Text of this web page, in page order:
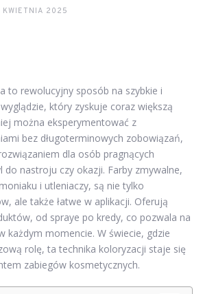
KWIETNIA 2025
to rewolucyjny sposób na szybkie i
który zyskuje coraz większą
można eksperymentować z
bez długoterminowych zobowiązań,
dla osób pragnących
nastroju czy okazji. Farby zmywalne,
i utleniaczy, są nie tylko
ale także łatwe w aplikacji. Oferują
od spraye po kredy, co pozwala na
każdym momencie. W świecie, gdzie
rolę, ta technika koloryzacji staje się
zabiegów kosmetycznych.